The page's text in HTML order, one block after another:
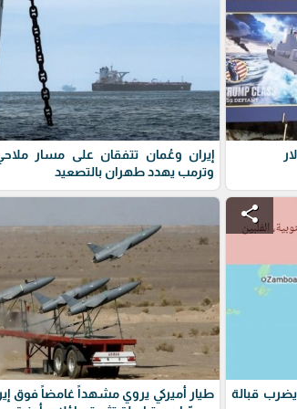
إيران وعُمان تتفقان على مسار
وترمب يهدد طهران بالتصعيد
share
بقوة 6.5 درجات يضرب قبالة
طيار أميركي يروي مشهداً غامضاً فوق